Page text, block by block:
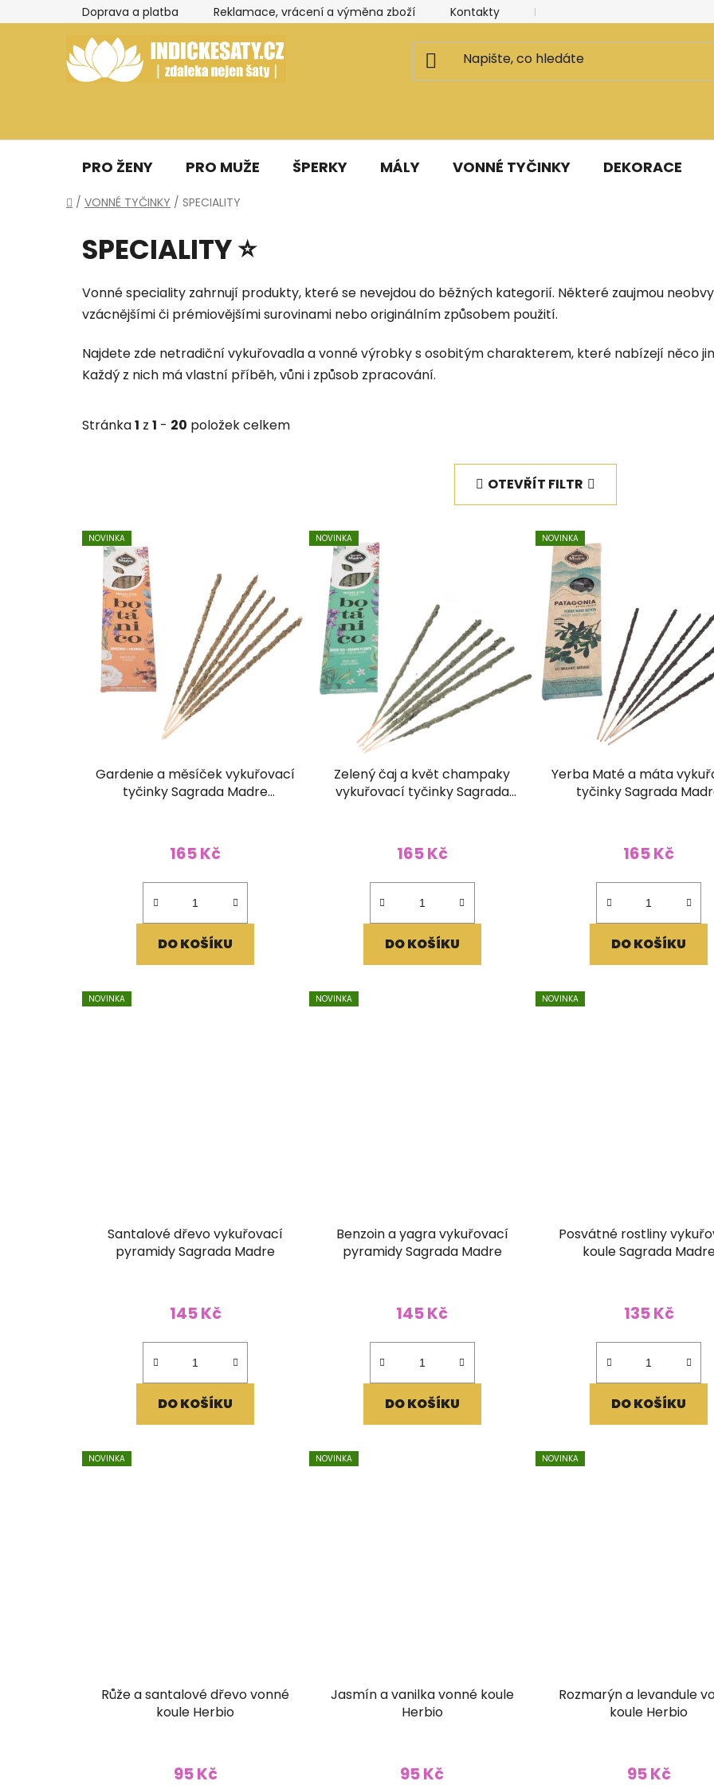
na
Doprava a platba Reklamace, vrácení a výměna zboží Kontakty Kancelář a ateliér
PRO ŽENY PRO MUŽE ŠPERKY MÁLY VONNÉ TYČINKY DEKORACE
Domů
/ VONNÉ TYČINKY / SPECIALITY
SPECIALITY ⭐
Vonné speciality zahrnují produkty, které se nevejdou do běžných kategorií. Některé zaujmou
vzácnějšími či prémiovějšími surovinami nebo originálním způsobem použití.
Najdete zde netradiční vykuřovadla a vonné výrobky s osobitým charakterem, které nabízejí něco
Každý z nich má vlastní příběh, vůni i způsob zpracování.
Stránka1 z 1 - 20 položek celkem
OTEVŘÍT FILTR
V
ý
NOVINKA
Gardenie a měsíček vykuřovací
tyčinky Sagrada Madre
165 Kč
DO KOŠÍKU
NOVINKA
Zelený čaj a květ champaky
vykuřovací tyčinky Sagrada
165 Kč
DO KOŠÍKU
NOVINKA
Yerba Maté a máta
tyčinky Sagrada
165 Kč
DO KOŠÍKU
NOVINKA
Santalové dřevo vykuřovací
pyramidy Sagrada Madre
145 Kč
DO KOŠÍKU
NOVINKA
Benzoin a yagra vykuřovací
pyramidy Sagrada Madre
145 Kč
DO KOŠÍKU
NOVINKA
Posvátné rostliny
koule Sagrada
135 Kč
DO KOŠÍKU
NOVINKA
Růže a santalové dřevo vonné
koule Herbio
95 Kč
NOVINKA
Jasmín a vanilka vonné koule
Herbio
95 Kč
NOVINKA
Rozmarýn a levandule
koule Herbio
95 Kč